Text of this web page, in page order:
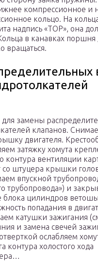
компрессионное и
кольцо. На
надпись «ТОР», она
в канавках
вращаться.
замены
клапанов.
двигателя.
затяжку хомута
контура вентиляции
штуцера крышки
впускной
трубопровода») и
блока цилиндров
попадания в
катушки зажигания
и замена свечей
ослабляем
контура холостого хода